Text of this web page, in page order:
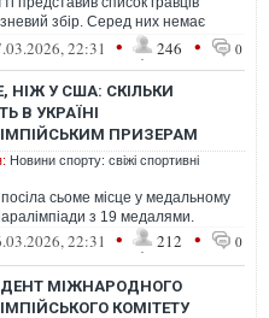
збір. Серед них немає
"Сантоса" Неймара, який востанн...
22:31 • 246 • 0
НІЖ У США: СКІЛЬКИ
В УКРАЇНІ
ПРИЗЕРАМ
Новини спорту: свіжі спортивні
посіла сьоме місце у медальному
з 19 медалями.
22:31 • 212 • 0
МІЖНАРОДНОГО
КОМІТЕТУ